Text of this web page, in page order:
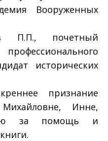
Вооруженных
П.П., почетный
исторических
признание
Инне,
за помощь и